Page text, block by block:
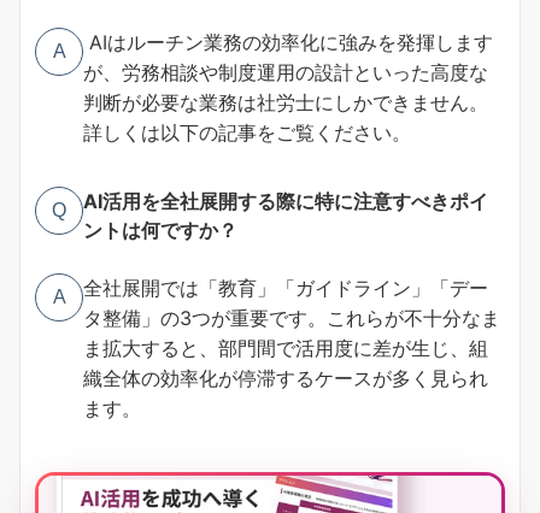
A
AIはルーチン業務の効率化に強みを発揮します
が、労務相談や制度運用の設計といった高度な
判断が必要な業務は社労士にしかできません。
詳しくは以下の記事をご覧ください。
Q
AI活用を全社展開する際に特に注意すべきポイ
ントは何ですか？
A
全社展開では「教育」「ガイドライン」「デー
タ整備」の3つが重要です。これらが不十分なま
ま拡大すると、部門間で活用度に差が生じ、組
織全体の効率化が停滞するケースが多く見られ
ます。